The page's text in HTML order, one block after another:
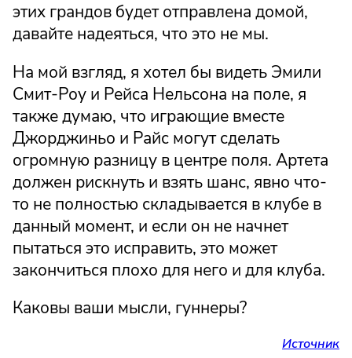
этих грандов будет отправлена домой,
давайте надеяться, что это не мы.
На мой взгляд, я хотел бы видеть Эмили
Смит-Роу и Рейса Нельсона на поле, я
также думаю, что играющие вместе
Джорджиньо и Райс могут сделать
огромную разницу в центре поля. Артета
должен рискнуть и взять шанс, явно что-
то не полностью складывается в клубе в
данный момент, и если он не начнет
пытаться это исправить, это может
закончиться плохо для него и для клуба.
Каковы ваши мысли, гуннеры?
Источник